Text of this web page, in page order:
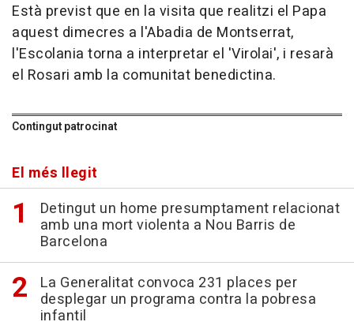
Està previst que en la visita que realitzi el Papa
aquest dimecres a l'Abadia de Montserrat,
l'Escolania torna a interpretar el 'Virolai', i resarà
el Rosari amb la comunitat benedictina.
Contingut patrocinat
El més llegit
Detingut un home presumptament relacionat
amb una mort violenta a Nou Barris de
Barcelona
La Generalitat convoca 231 places per
desplegar un programa contra la pobresa
infantil